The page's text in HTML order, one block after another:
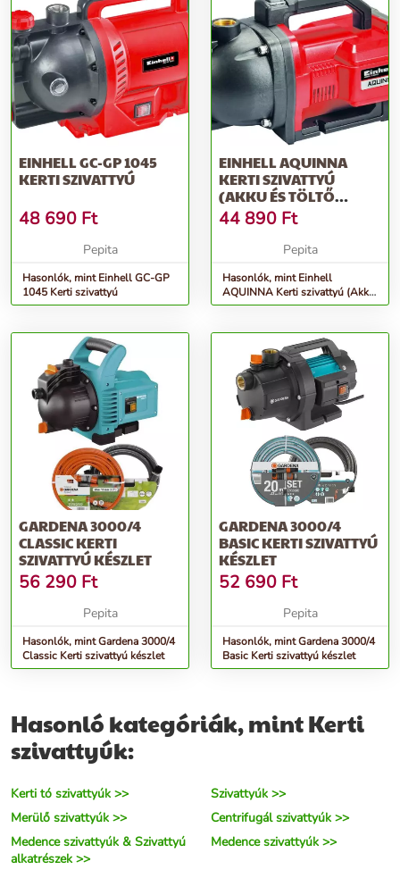
EINHELL GC-GP 1045
KERTI SZIVATTYÚ
48 690 Ft
Pepita
Hasonlók, mint Einhell GC-GP
1045 Kerti szivattyú
EINHELL AQUINNA
KERTI SZIVATTYÚ
(AKKU ÉS TÖLTŐ
NÉLKÜL)
44 890 Ft
Pepita
Hasonlók, mint Einhell
AQUINNA Kerti szivattyú (Akku
és töltő nélkül)
GARDENA 3000/4
CLASSIC KERTI
SZIVATTYÚ KÉSZLET
56 290 Ft
Pepita
Hasonlók, mint Gardena 3000/4
Classic Kerti szivattyú készlet
GARDENA 3000/4
BASIC KERTI SZIVATTYÚ
KÉSZLET
52 690 Ft
Pepita
Hasonlók, mint Gardena 3000/4
Basic Kerti szivattyú készlet
Hasonló kategóriák, mint Kerti
szivattyúk:
Kerti tó szivattyúk >>
Szivattyúk >>
Merülő szivattyúk >>
Centrifugál szivattyúk >>
Medence szivattyúk & Szivattyú
alkatrészek >>
Medence szivattyúk >>